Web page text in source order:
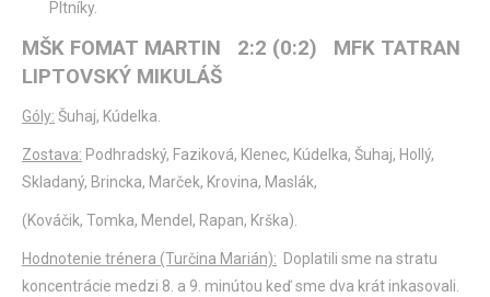
Pltníky.
MŠK FOMAT MARTIN 2:2 (0:2) MFK TATRAN
LIPTOVSKÝ MIKULÁŠ
Góly: Šuhaj, Kúdelka.
Zostava: Podhradský, Faziková, Klenec, Kúdelka, Šuhaj, Hollý,
Skladaný, Brincka, Marček, Krovina, Maslák,
(Kováčik, Tomka, Mendel, Rapan, Krška).
Hodnotenie trénera (Turčina Marián): Doplatili sme na stratu
koncentrácie medzi 8. a 9. minútou keď sme dva krát inkasovali.